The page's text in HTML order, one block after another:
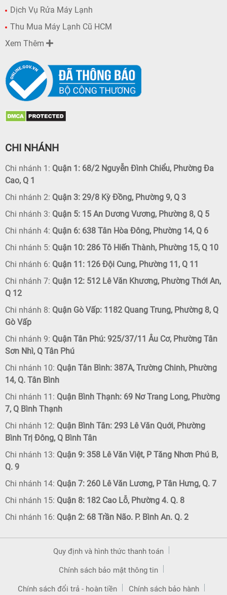
Dịch Vụ Rửa Máy Lạnh
Thu Mua Máy Lạnh Cũ HCM
Xem Thêm
CHI NHÁNH
Chi nhánh 1: Quận 1: 68/2 Nguyễn Đình Chiểu, Phường Đa
Cao, Q 1
Chi nhánh 2: Quận 3: 29/8 Kỳ Đồng, Phường 9, Q 3
Chi nhánh 3: Quận 5: 15 An Dương Vương, Phường 8, Q 5
Chi nhánh 4: Quận 6: 638 Tân Hòa Đông, Phường 14, Q 6
Chi nhánh 5: Quận 10: 286 Tô Hiến Thành, Phường 15, Q 10
Chi nhánh 6: Quận 11: 126 Đội Cung, Phường 11, Q 11
Chi nhánh 7: Quận 12: 512 Lê Văn Khương, Phường Thới An,
Q 12
Chi nhánh 8: Quận Gò Vấp: 1182 Quang Trung, Phường 8, Q
Gò Vấp
Chi nhánh 9: Quận Tân Phú: 925/37/11 Âu Cơ, Phường Tân
Sơn Nhì, Q Tân Phú
Chi nhánh 10: Quận Tân Bình: 387A, Trường Chinh, Phường
14, Q. Tân Bình
Chi nhánh 11: Quận Bình Thạnh: 69 Nơ Trang Long, Phường
7, Q Bình Thạnh
Chi nhánh 12: Quận Bình Tân: 293 Lê Văn Quới, Phường
Bình Trị Đông, Q Bình Tân
Chi nhánh 13: Quận 9: 358 Lê Văn Việt, P Tăng Nhơn Phú B,
Q. 9
Chi nhánh 14: Quận 7: 260 Lê Văn Lương, P Tân Hưng, Q. 7
Chi nhánh 15: Quận 8: 182 Cao Lỗ, Phường 4. Q. 8
Chi nhánh 16: Quận 2: 68 Trần Não. P. Bình An. Q. 2
Quy định và hình thức thanh toán
Chính sách bảo mật thông tin
Chính sách đổi trả - hoàn tiền Chính sách bảo hành